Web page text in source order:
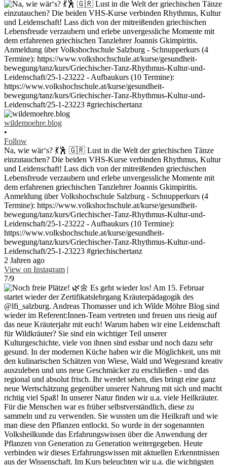
wildemoehre.blog
•
Follow
Na, wie wär‘s? 💃🕺 🇬🇷 Lust in die Welt der griechischen Tänze
einzutauchen? Die beiden VHS-Kurse verbinden Rhythmus, Kultur
und Leidenschaft! Lass dich von der mitreißenden griechischen
Lebensfreude verzaubern und erlebe unvergessliche Momente mit
dem erfahrenen griechischen Tanzlehrer Joannis Gkimpiritis.
Anmeldung über Volkshochschule Salzburg - Schnupperkurs (4
Termine): https://www.volkshochschule.at/kurse/gesundheit-
bewegung/tanz/kurs/Griechischer-Tanz-Rhythmus-Kultur-und-
Leidenschaft/25-1-23222 - Aufbaukurs (10 Termine):
https://www.volkshochschule.at/kurse/gesundheit-
bewegung/tanz/kurs/Griechischer-Tanz-Rhythmus-Kultur-und-
Leidenschaft/25-1-23223 #griechischertanz
2 Jahren ago
View on Instagram |
7/9